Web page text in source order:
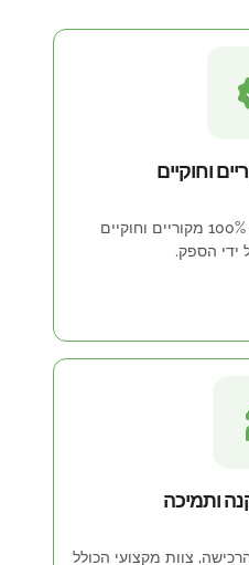
וחוקיים
כל המוצרים באתר הם 100% מקוריים וחוקיים
ידי הספק.
ותמיכה
צוות מקצועי הכולל